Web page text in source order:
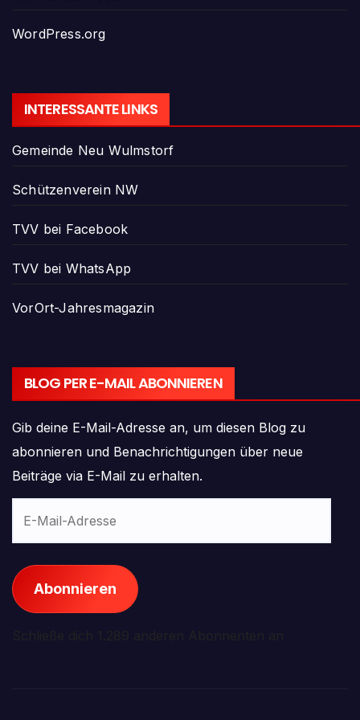
WordPress.org
INTERESSANTE LINKS
Gemeinde Neu Wulmstorf
Schützenverein NW
TVV bei Facebook
TVV bei WhatsApp
VorOrt-Jahresmagazin
BLOG PER E-MAIL ABONNIEREN
Gib deine E-Mail-Adresse an, um diesen Blog zu
abonnieren und Benachrichtigungen über neue
Beiträge via E-Mail zu erhalten.
Abonnieren